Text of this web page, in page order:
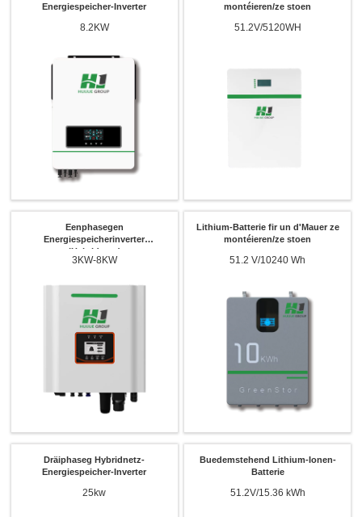
Energiespeicher-Inverter
8.2KW
montéieren/ze stoen
51.2V/5120WH
Eenphasegen
Energiespeicherinverter
(Hybridnetz)
3KW-8KW
Lithium-Batterie fir un d'Mauer ze
montéieren/ze stoen
51.2 V/10240 Wh
Dräiphaseg Hybridnetz-
Energiespeicher-Inverter
25kw
Buedemstehend Lithium-Ionen-
Batterie
51.2V/15.36 kWh